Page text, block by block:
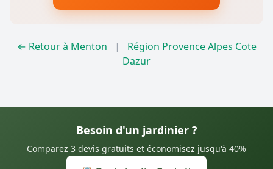
← Retour à Menton |
Région Provence Alpes Cote
Dazur
Besoin d'un jardinier ?
Comparez 3 devis gratuits et économisez jusqu'à 40%